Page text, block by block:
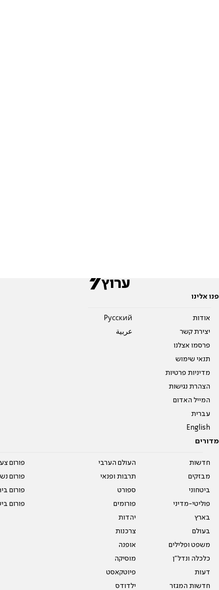
פנו אלינו
אודות
יצירת קשר
פרסמו אצלנו
תנאי שימוש
מדיניות פרטיות
הצהרת נגישות
המייל האדום
עברית
English
Pусский
عربية
מדורים
חדשות
מבזקים
ביטחוני
פוליטי-מדיני
בארץ
בעולם
משפט ופלילים
כלכלה ונדל"ן
דעות
חדשות המגזר
העולם הערבי
תרבות ופנאי
ספורט
פורומים
יהדות
צרכנות
אופנה
מוסיקה
פיוטקאסט
ילדודס
פורום
פורום
פורום
פורום